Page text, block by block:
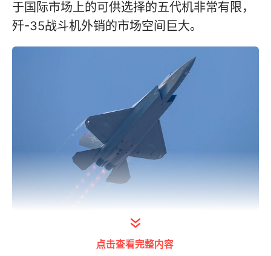
于国际市场上的可供选择的五代机非常有限，
歼-35战斗机外销的市场空间巨大。
歼-35在珠海航展上一飞冲天
伊以冲突给了机会，歼-35成首选
点击查看完整内容